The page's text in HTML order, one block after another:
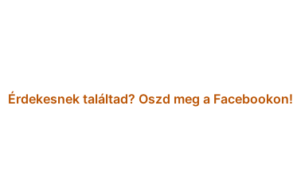
Érdekesnek találtad? Oszd meg a Facebookon!